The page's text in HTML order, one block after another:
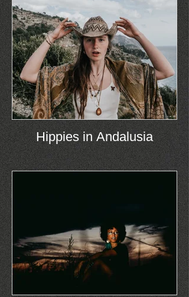
Hippies in Andalusia